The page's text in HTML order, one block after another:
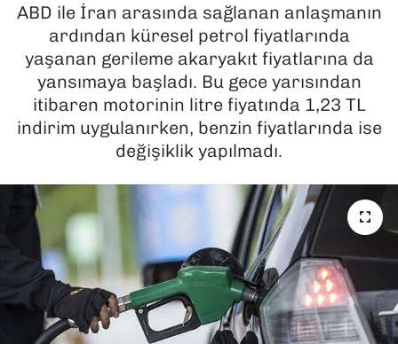
ABD ile İran arasında sağlanan anlaşmanın
ardından küresel petrol fiyatlarında
yaşanan gerileme akaryakıt fiyatlarına da
yansımaya başladı. Bu gece yarısından
itibaren motorinin litre fiyatında 1,23 TL
indirim uygulanırken, benzin fiyatlarında ise
değişiklik yapılmadı.
MAGAZİN
POLİTİKA
SAĞLIK
YAŞAM
YEREL YÖNETİMLER
Haber Arşivi